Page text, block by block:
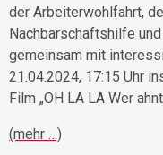
der Arbeiterwohlfahrt,
Nachbarschaftshilfe
gemeinsam mit
21.04.2024, 17:15 Uhr
Film „OH LA LA Wer
(mehr …)